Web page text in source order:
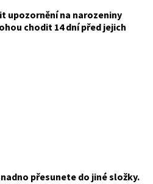
upozornění na narozeniny
chodit 14 dní před jejich
přesunete do jiné složky.